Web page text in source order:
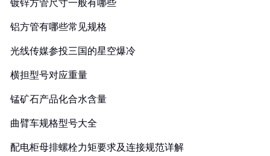
镀锌方管尺寸一般有哪些
铝方管有哪些常见规格
光线传媒参投三国的星空爆冷
横担型号对应重量
锰矿石产品化合水含量
曲臂车规格型号大全
配电柜母排螺栓力矩要求及连接规范详解